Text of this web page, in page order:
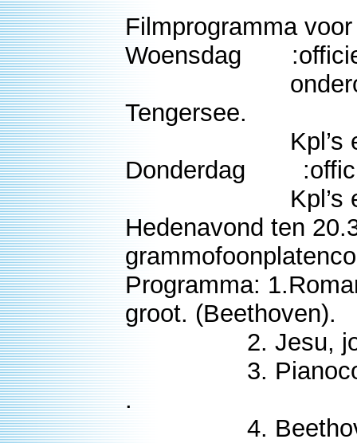
Filmprogramma
Woensdag
Tengersee.
Kpl’s en
Donderdag
Kpl’s en
Hedenavond ten
Programma:
groot. (Beethoven).
2. Jesu, joy at
3.
.
4. Beethoven